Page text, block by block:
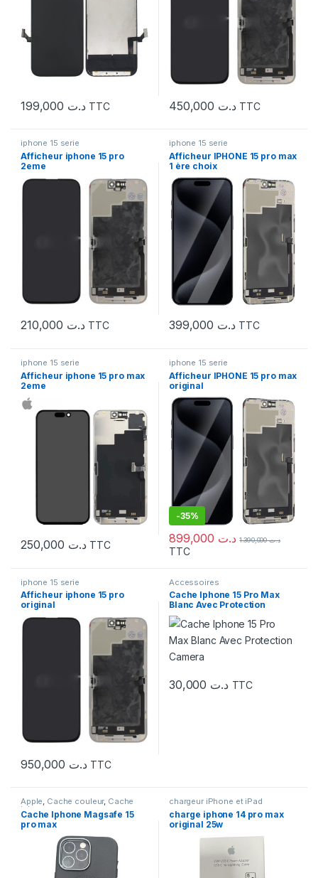
د.ت TTC د.ت TTC
iphone 15 serie
Afficheur iphone 15 pro
2eme
د.ت TTC
iphone 15 serie
Afficheur IPHONE 15 pro max
1 ère choix
د.ت TTC
iphone 15 serie
Afficheur iphone 15 pro max
2eme
د.ت TTC
iphone 15 serie
Afficheur IPHONE 15 pro max
original
-35%
د.ت د.ت1.390,000
TTC
iphone 15 serie
Afficheur iphone 15 pro
original
د.ت TTC
Accessoires
Cache Iphone 15 Pro Max
Blanc Avec Protection
Camera
د.ت TTC
Apple, Cache couleur, Cache
iphone
Cache Iphone Magsafe 15
pro max
chargeur iPhone et iPad
charge iphone 14 pro max
original 25w